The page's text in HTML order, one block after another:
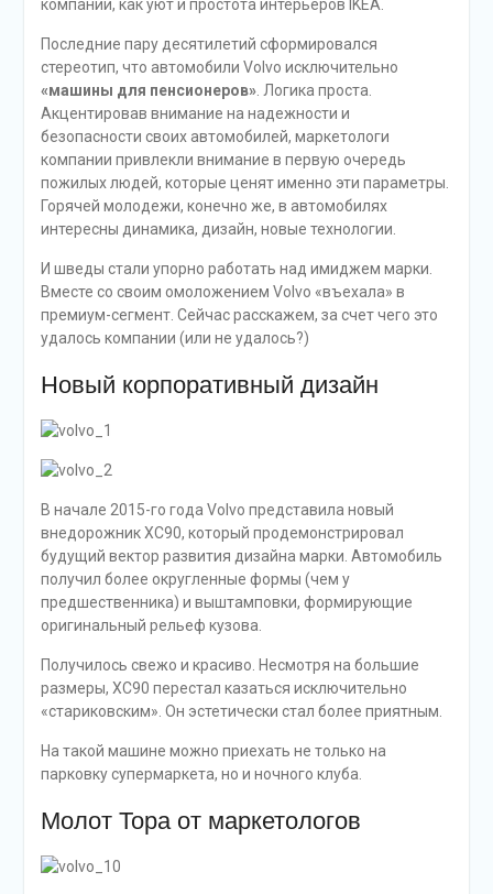
компании, как уют и простота интерьеров IKEA.
Последние пару десятилетий сформировался
стереотип, что автомобили Volvo исключительно
«машины для пенсионеров». Логика проста.
Акцентировав внимание на надежности и
безопасности своих автомобилей, маркетологи
компании привлекли внимание в первую очередь
пожилых людей, которые ценят именно эти параметры.
Горячей молодежи, конечно же, в автомобилях
интересны динамика, дизайн, новые технологии.
И шведы стали упорно работать над имиджем марки.
Вместе со своим омоложением Volvo «въехала» в
премиум-сегмент. Сейчас расскажем, за счет чего это
удалось компании (или не удалось?)
Новый корпоративный дизайн
В начале 2015-го года Volvo представила новый
внедорожник XC90, который продемонстрировал
будущий вектор развития дизайна марки. Автомобиль
получил более округленные формы (чем у
предшественника) и выштамповки, формирующие
оригинальный рельеф кузова.
Получилось свежо и красиво. Несмотря на большие
размеры, XC90 перестал казаться исключительно
«стариковским». Он эстетически стал более приятным.
На такой машине можно приехать не только на
парковку супермаркета, но и ночного клуба.
Молот Тора от маркетологов